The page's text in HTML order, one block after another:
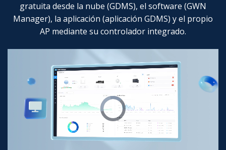
gratuita desde la nube (GDMS), el software (GWN
Manager), la aplicación (aplicación GDMS) y el propio
AP mediante su controlador integrado.